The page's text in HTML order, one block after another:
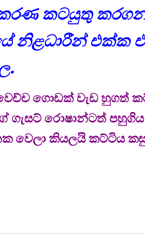
කටයුතු
නිළධාරීන් එක්ක
ගොඩක් වැඩ හුගත්
රොෂාන්ටත් පහුගිය
වෙලා කියලයි කට්ටිය